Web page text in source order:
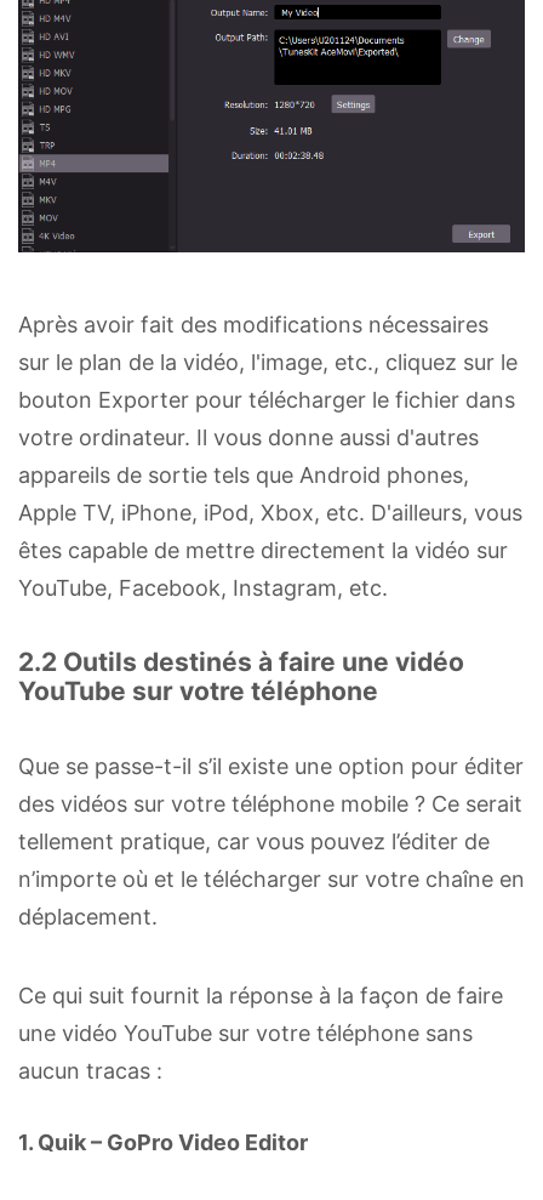
Après avoir fait des modifications nécessaires
sur le plan de la vidéo, l'image, etc., cliquez sur le
bouton Exporter pour télécharger le fichier dans
votre ordinateur. Il vous donne aussi d'autres
appareils de sortie tels que Android phones,
Apple TV, iPhone, iPod, Xbox, etc. D'ailleurs, vous
êtes capable de mettre directement la vidéo sur
YouTube, Facebook, Instagram, etc.
2.2 Outils destinés à faire une vidéo
YouTube sur votre téléphone
Que se passe-t-il s’il existe une option pour éditer
des vidéos sur votre téléphone mobile ? Ce serait
tellement pratique, car vous pouvez l’éditer de
n’importe où et le télécharger sur votre chaîne en
déplacement.
Ce qui suit fournit la réponse à la façon de faire
une vidéo YouTube sur votre téléphone sans
aucun tracas :
1. Quik – GoPro Video Editor